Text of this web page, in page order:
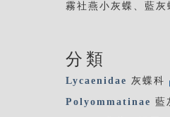
霧社燕小灰蝶、藍灰
分類
Lycaenidae 灰蝶科
Polyommatinae 藍